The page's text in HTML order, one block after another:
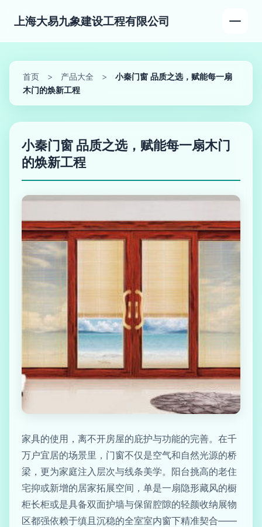
上海大易九象建设工程有限公司
首页 > 产品大全 >
小秦门窗 品质之选，赋能每一扇
木门的焕新工程
小秦门窗 品质之选，赋能每一扇木门
的焕新工程
家具的使用，离不开房屋的庇护与功能的完善。在千
万户宜居的场景里，门窗不仅是空气和自然光源的桥
梁，更为家庭注入层次与线条美学。阳台挑高的老住
宅抑或新增的居家拓展空间，单是一扇隐形藏风的橱
柜长柜或是具备双面护墙与保留腔隙的轻颜收纳展物
区都强依赖于缜且沉稳的全室室内窗下精准契合——